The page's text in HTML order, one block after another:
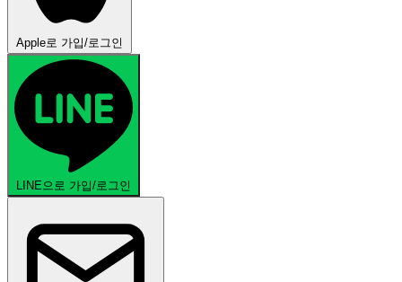
Apple로 가입/로그인
LINE으로 가입/로그인